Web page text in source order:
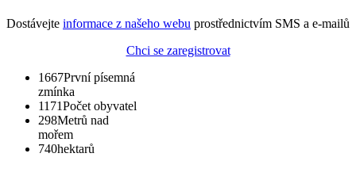
Dostávejte informace z našeho webu prostřednictvím SMS a e-mailů
Chci se zaregistrovat
1667První písemná
zmínka
1171Počet obyvatel
298Metrů nad
mořem
740hektarů